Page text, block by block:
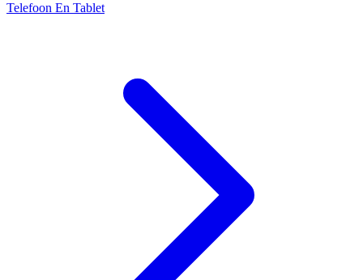
Telefoon En Tablet